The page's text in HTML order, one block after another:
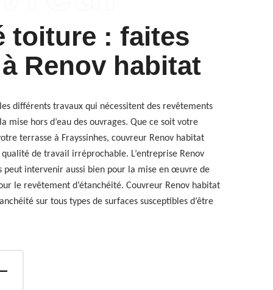
toiture : faites
Renov habitat
différents travaux qui nécessitent des revêtements
mise hors d’eau des ouvrages. Que ce soit votre
terrasse à Frayssinhes, couvreur Renov habitat
de travail irréprochable. L’entreprise Renov
peut intervenir aussi bien pour la mise en œuvre de
le revêtement d’étanchéité. Couvreur Renov habitat
sur tous types de surfaces susceptibles d’être